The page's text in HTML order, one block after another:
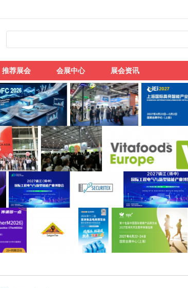
推荐展会 会展中心 展会资讯